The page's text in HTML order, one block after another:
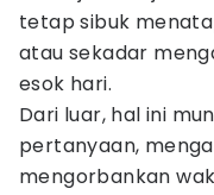
tetap sibuk
atau sekadar
esok hari.
Dari luar, hal ini
pertanyaan,
mengorbankan